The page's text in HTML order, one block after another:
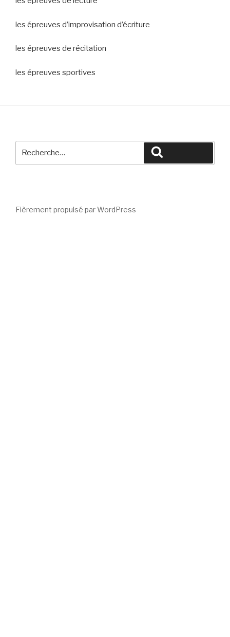
les épreuves d’improvisation d’écriture
les épreuves de récitation
les épreuves sportives
Fièrement propulsé par WordPress